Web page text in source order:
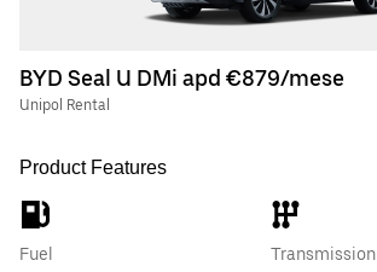
BYD Seal U DMi apd €879/mese
Unipol Rental
Product Features
Fuel
Transmission